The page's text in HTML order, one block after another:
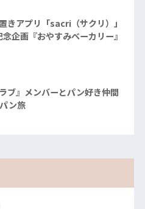
きアプリ「sacri（サクリ）」
企画『おやすみベーカリー』
ブ』メンバーとパン好き仲間
ン旅